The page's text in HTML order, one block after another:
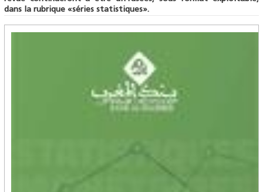
dans la rubrique «séries statistiques».